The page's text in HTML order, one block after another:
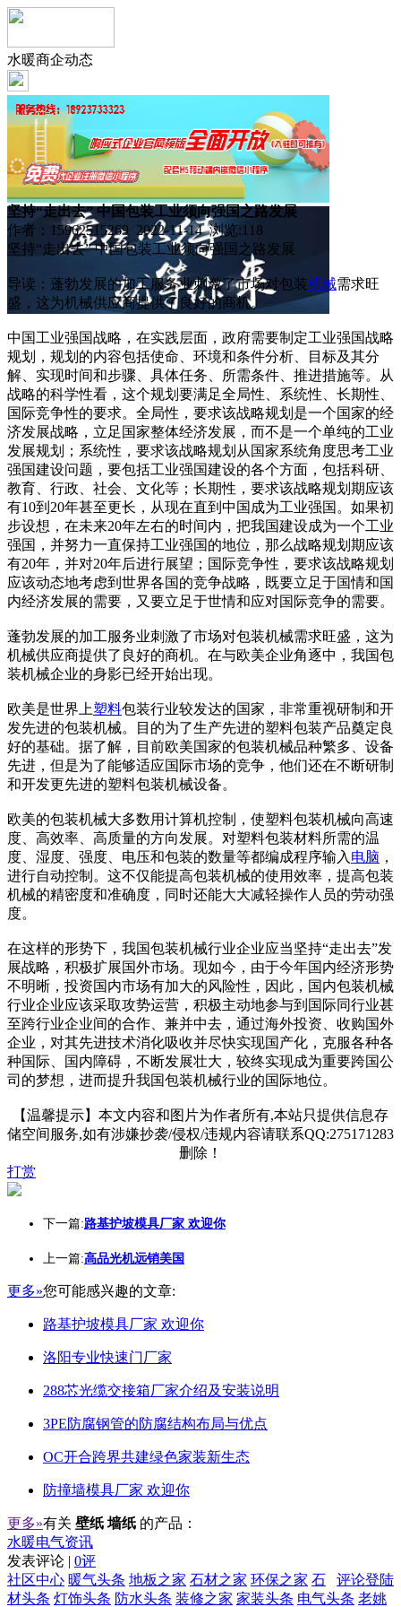
水暖商企动态
坚持“走出去” 中国包装工业须向强国之路发展
作者：15962515269 2022-11-14 浏览:118
坚持“走出去” 中国包装工业须向强国之路发展
导读：蓬勃发展的加工服务业刺激了市场对包装机械需求旺
盛，这为机械供应商提供了良好的商机。
中国工业强国战略，在实践层面，政府需要制定工业强国战略
规划，规划的内容包括使命、环境和条件分析、目标及其分
解、实现时间和步骤、具体任务、所需条件、推进措施等。从
战略的科学性看，这个规划要满足全局性、系统性、长期性、
国际竞争性的要求。全局性，要求该战略规划是一个国家的经
济发展战略，立足国家整体经济发展，而不是一个单纯的工业
发展规划；系统性，要求该战略规划从国家系统角度思考工业
强国建设问题，要包括工业强国建设的各个方面，包括科研、
教育、行政、社会、文化等；长期性，要求该战略规划期应该
有10到20年甚至更长，从现在直到中国成为工业强国。如果初
步设想，在未来20年左右的时间内，把我国建设成为一个工业
强国，并努力一直保持工业强国的地位，那么战略规划期应该
有20年，并对20年后进行展望；国际竞争性，要求该战略规划
应该动态地考虑到世界各国的竞争战略，既要立足于国情和国
内经济发展的需要，又要立足于世情和应对国际竞争的需要。
蓬勃发展的加工服务业刺激了市场对包装机械需求旺盛，这为
机械供应商提供了良好的商机。在与欧美企业角逐中，我国包
装机械企业的身影已经开始出现。
欧美是世界上塑料包装行业较发达的国家，非常重视研制和开
发先进的包装机械。目的为了生产先进的塑料包装产品奠定良
好的基础。据了解，目前欧美国家的包装机械品种繁多、设备
先进，但是为了能够适应国际市场的竞争，他们还在不断研制
和开发更先进的塑料包装机械设备。
欧美的包装机械大多数用计算机控制，使塑料包装机械向高速
度、高效率、高质量的方向发展。对塑料包装材料所需的温
度、湿度、强度、电压和包装的数量等都编成程序输入 电脑 ，
进行自动控制。这不仅能提高包装机械的使用效率，提高包装
机械的精密度和准确度，同时还能大大减轻操作人员的劳动强
度。
在这样的形势下，我国包装机械行业企业应当坚持“走出去”发
展战略，积极扩展国外市场。现如今，由于今年国内经济形势
不明晰，投资国内市场有加大的风险性，因此，国内包装机械
行业企业应该采取攻势运营，积极主动地参与到国际同行业甚
至跨行业企业间的合作、兼并中去，通过海外投资、收购国外
企业，对其先进技术消化吸收并尽快实现国产化，克服各种各
种国际、国内障碍，不断发展壮大，较终实现成为重要跨国公
司的梦想，进而提升我国包装机械行业的国际地位。
【温馨提示】本文内容和图片为作者所有,本站只提供信息存
储空间服务,如有涉嫌抄袭/侵权/违规内容请联系QQ:275171283
删除！
打赏
下一篇:路基护坡模具厂家 欢迎你
上一篇:高品光机远销美国
更多»您可能感兴趣的文章:
路基护坡模具厂家 欢迎你
洛阳专业快速门厂家
288芯光缆交接箱厂家介绍及安装说明
3PE防腐钢管的防腐结构布局与优点
OC开合跨界共建绿色家装新生态
防撞墙模具厂家 欢迎你
更多»有关 壁纸 墙纸 的产品：
水暖电气资讯
发表评论 | 0评
评论登陆
社区中心 暖气头条 地板之家 石材之家 环保之家 石
材头条 灯饰头条 防水头条 装修之家 家装头条 电气头条 老姚